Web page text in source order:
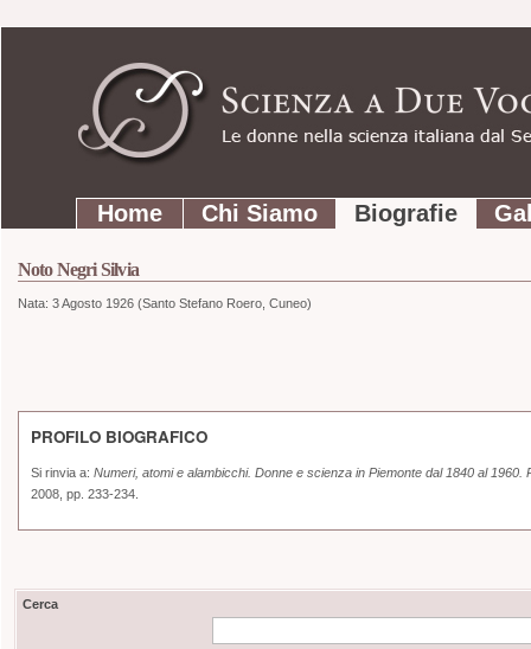
contenuti.
Strumenti
personali
SezioniHome Chi Siamo Biografie
Noto Negri Silvia
Nata: 3 Agosto 1926 (Santo Stefano Roero, Cuneo)
PROFILO BIOGRAFICO
Si rinvia a:Numeri, atomi e alambicchi. Donne e scienza in Piemonte dal 1840 al 1960.
2008, pp. 233-234.
Cerca